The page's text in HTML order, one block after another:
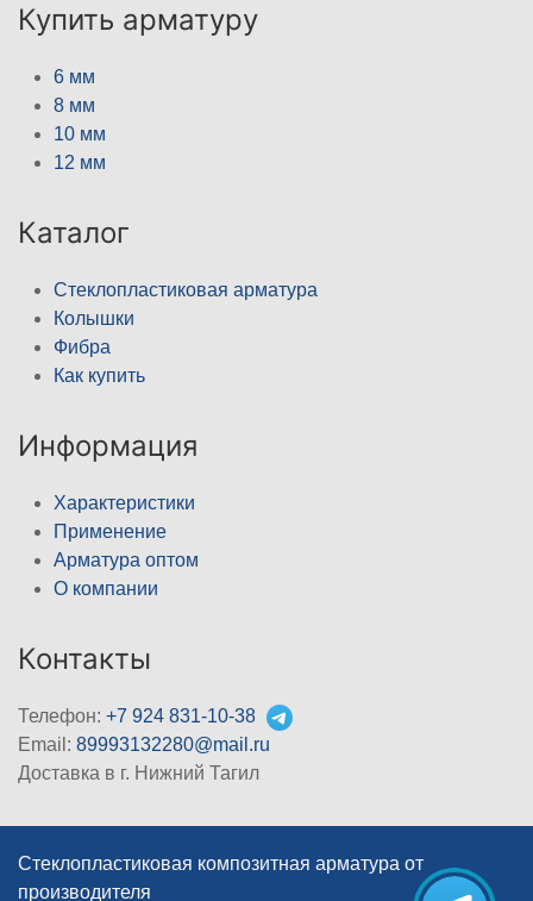
Купить арматуру
6 мм
8 мм
10 мм
12 мм
Каталог
Стеклопластиковая арматура
Колышки
Фибра
Как купить
Информация
Характеристики
Применение
Арматура оптом
О компании
Контакты
Телефон: +7 924 831-10-38
Email: 89993132280@mail.ru
Доставка в г. Нижний Тагил
Стеклопластиковая композитная арматура от
производителя